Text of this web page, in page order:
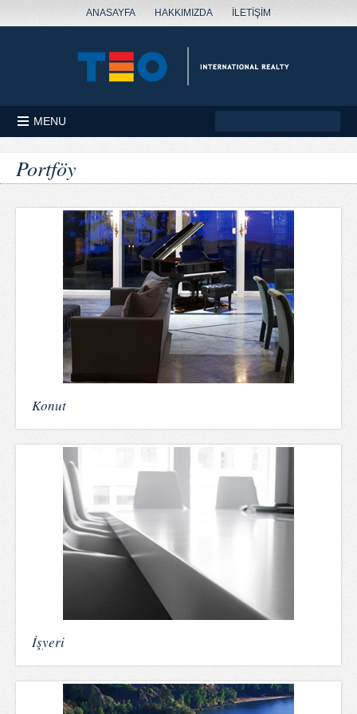
ANASAYFA HAKKIMIZDA İLETİŞİM
MENU
Portföy
Konut
İşyeri